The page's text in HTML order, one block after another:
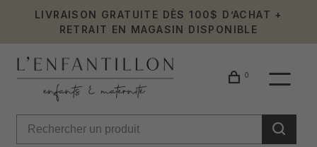
LIVRAISON GRATUITE DÈS 100$ D’ACHAT +
RETRAIT EN MAGASIN DISPONIBLE
0